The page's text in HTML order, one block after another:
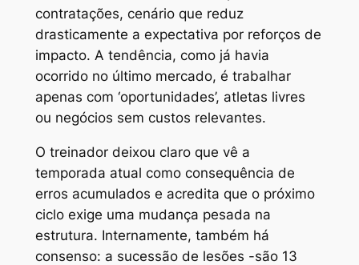
contratações, cenário que reduz
drasticamente a expectativa por reforços de
impacto. A tendência, como já havia
ocorrido no último mercado, é trabalhar
apenas com ‘oportunidades’, atletas livres
ou negócios sem custos relevantes.
O treinador deixou claro que vê a
temporada atual como consequência de
erros acumulados e acredita que o próximo
ciclo exige uma mudança pesada na
estrutura. Internamente, também há
consenso: a sucessão de lesões -são 13